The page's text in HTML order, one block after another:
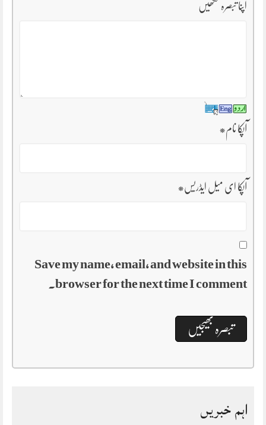
اپنا تبصرہ لکھیں
آپکا نام*
آپکا ای میل ایڈریس*
Save my name, email, and website in this
browser for the next time I comment.
اہم خبریں